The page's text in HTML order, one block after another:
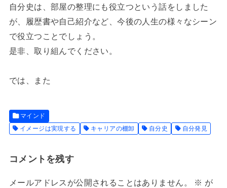
自分史は、部屋の整理にも役立つという話をしました
が、履歴書や自己紹介など、今後の人生の様々なシーン
で役立つことでしょう。
是非、取り組んでください。
では、また
マインド
イメージは実現する
キャリアの棚卸 自分史 自分発見
コメントを残す
メールアドレスが公開されることはありません。 ※ が